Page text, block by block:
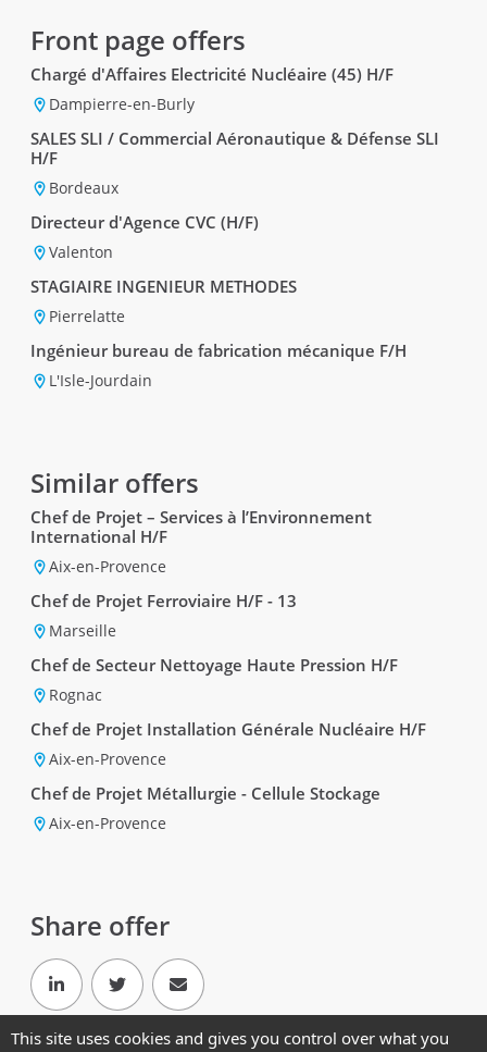
Front page offers
Chargé d'Affaires Electricité Nucléaire (45) H/F
Dampierre-en-Burly
SALES SLI / Commercial Aéronautique & Défense SLI
H/F
Bordeaux
Directeur d'Agence CVC (H/F)
Valenton
STAGIAIRE INGENIEUR METHODES
Pierrelatte
Ingénieur bureau de fabrication mécanique F/H
L'Isle-Jourdain
Similar offers
Chef de Projet – Services à l’Environnement
International H/F
Aix-en-Provence
Chef de Projet Ferroviaire H/F - 13
Marseille
Chef de Secteur Nettoyage Haute Pression H/F
Rognac
Chef de Projet Installation Générale Nucléaire H/F
Aix-en-Provence
Chef de Projet Métallurgie - Cellule Stockage
Aix-en-Provence
Share offer
This site uses cookies and gives you control over what you